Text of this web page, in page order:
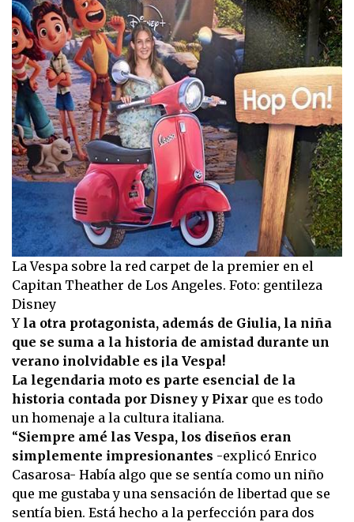
La Vespa sobre la red carpet de la premier en el
Capitan Theather de Los Angeles. Foto: gentileza
Disney
Y la otra protagonista, además de Giulia, la niña
que se suma a la historia de amistad durante un
verano inolvidable es ¡la Vespa!
La legendaria moto es parte esencial de la
historia contada por Disney y Pixar que es todo
un homenaje a la cultura italiana.
“Siempre amé las Vespa, los diseños eran
simplemente impresionantes -explicó Enrico
Casarosa- Había algo que se sentía como un niño
que me gustaba y una sensación de libertad que se
sentía bien. Está hecho a la perfección para dos